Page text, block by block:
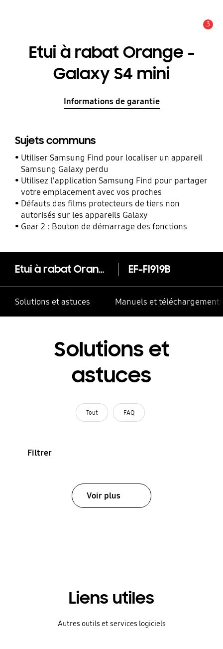
3
Etui à rabat Orange -
Galaxy S4 mini
Informations de garantie
Sujets communs
Utiliser Samsung Find pour localiser un appareil
Samsung Galaxy perdu
Utilisez l'application Samsung Find pour partager
votre emplacement avec vos proches
Défauts des films protecteurs de tiers non
autorisés sur les appareils Galaxy
Gear 2 : Bouton de démarrage des fonctions
Etui à rabat Orange - Galaxy S4 mini EF-FI919B
Solutions et astuces Manuels et téléchargements
Solutions et
astuces
Tout FAQ
Filtrer
Voir plus
Liens utiles
Autres outils et services logiciels